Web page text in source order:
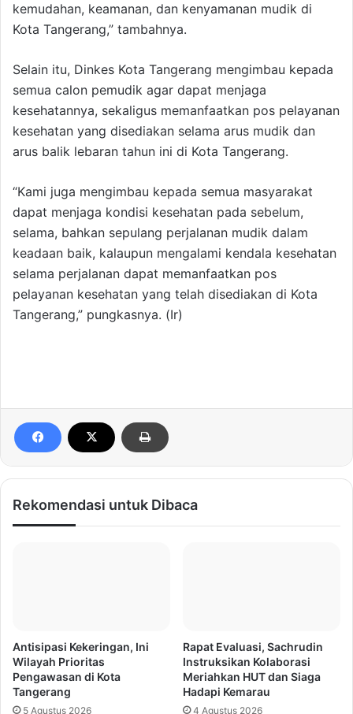
kemudahan, keamanan, dan kenyamanan mudik di
Kota Tangerang,” tambahnya.
Selain itu, Dinkes Kota Tangerang mengimbau kepada
semua calon pemudik agar dapat menjaga
kesehatannya, sekaligus memanfaatkan pos pelayanan
kesehatan yang disediakan selama arus mudik dan
arus balik lebaran tahun ini di Kota Tangerang.
“Kami juga mengimbau kepada semua masyarakat
dapat menjaga kondisi kesehatan pada sebelum,
selama, bahkan sepulang perjalanan mudik dalam
keadaan baik, kalaupun mengalami kendala kesehatan
selama perjalanan dapat memanfaatkan pos
pelayanan kesehatan yang telah disediakan di Kota
Tangerang,” pungkasnya. (Ir)
Rekomendasi untuk Dibaca
Antisipasi Kekeringan, Ini
Wilayah Prioritas
Pengawasan di Kota
Tangerang
5 Agustus 2026
Rapat Evaluasi, Sachrudin
Instruksikan Kolaborasi
Meriahkan HUT dan Siaga
Hadapi Kemarau
4 Agustus 2026